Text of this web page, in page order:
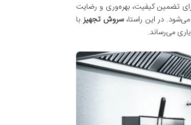
تضمین کیفیت، بهره‌وری و رضایت
در این راستا،سروش تجهیزبا
می‌رساند.